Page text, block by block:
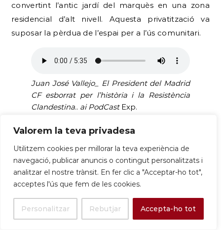
Valorem la teva privadesa
Utilitzem cookies per millorar la teva experiència de
navegació, publicar anuncis o contingut personalitzats i
analitzar el nostre trànsit. En fer clic a "Acceptar-ho tot",
acceptes l'ús que fem de les cookies.
Personalitzar Rebutjar Accepta-ho tot
convertint l’antic jardí del marquès en una zona
residencial d’alt nivell. Aquesta privatització va
suposar la pèrdua de l’espai per a l’ús comunitari.
Juan José Vallejo_ El President del Madrid
CF esborrat per l’història i la Resistència
Clandestina.. ai PodCastExp.
No obstant això, la història
va continuar.
José Vallejova ser
empresonat, internat
camps de concentració i
condemnat a mort, però va aconseguir escapar.